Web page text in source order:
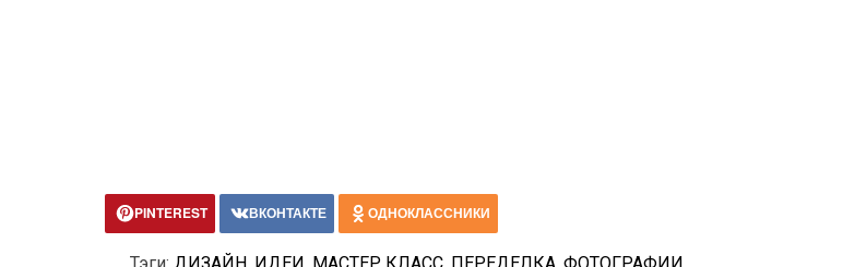
PINTEREST ВКОНТАКТЕ ОДНОКЛАССНИКИ